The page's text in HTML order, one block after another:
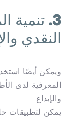
3. تنمية
النقدي
ويمكن أيضًا
المعرفية لدى
والإبداع.
يمكن لتطبيقات